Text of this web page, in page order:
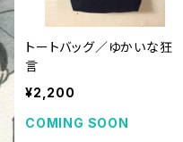
トートバッグ／ゆかいな狂
言
¥2,200
COMING SOON